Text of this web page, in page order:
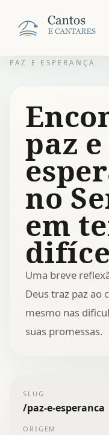
PAZ E ESPERANÇA
paz e
no
em
Uma breve
Deus traz paz ao
mesmo nas
suas promessas.
SLUG
/paz-e-esperanca
ORIGEM